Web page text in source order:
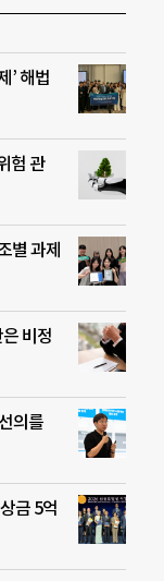
’ 해법
험 관
별 과제
비정
의를
금 5억